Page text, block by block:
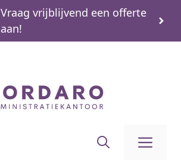
Vraag vrijblijvend een offerte
aan!